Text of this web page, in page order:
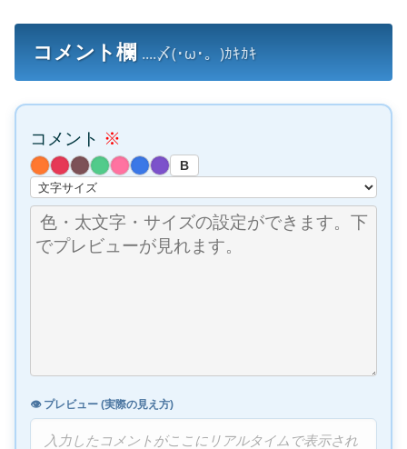
コメント欄 ....〆(･ω･。)ｶｷｶｷ
コメント ※
B
👁️ プレビュー (実際の見え方)
入力したコメントがここにリアルタイムで表示され